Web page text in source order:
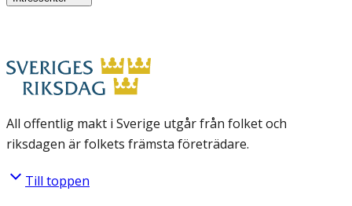
All offentlig makt i Sverige utgår från folket och
riksdagen är folkets främsta företrädare.
Till toppen